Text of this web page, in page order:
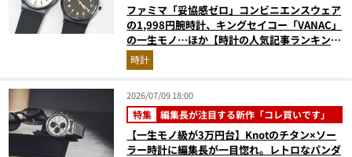
ファミマ「妥協感ゼロ」コンビニエンスウェア
の1,998円腕時計、キングセイコー「VANAC」
の一生モノ…ほか【時計の人気記事ランキング
ベスト3】（2026年6月版）
時計
2026/07/09 18:00
特集 編集長が注目する新作「コレ買いです」
【一生モノ級が3万円台】Knotのチタン×ソー
ラー時計に編集長が一目惚れ。レトロなパンダ